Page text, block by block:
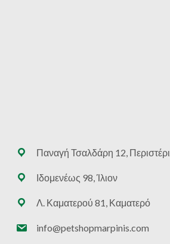
Παναγή Τσαλδάρη 12, Περιστέρι
Ιδομενέως 98, Ίλιον
Λ. Καματερού 81, Καματερό
info@petshopmarpinis.com